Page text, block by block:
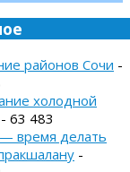
районов Сочи -
холодной
- 63 483
время делать
-